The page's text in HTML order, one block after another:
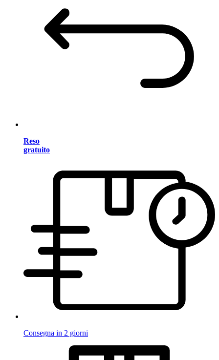
Reso
gratuito
Consegna in 2 giorni